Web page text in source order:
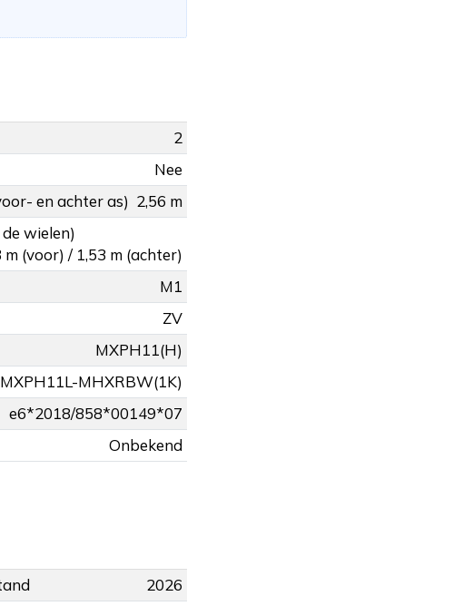
2
Nee
en achter as) 2,56 m
wielen)
m (voor) / 1,53 m (achter)
M1
ZV
MXPH11(H)
MXPH11L-MHXRBW(1K)
e6*2018/858*00149*07
Onbekend
2026